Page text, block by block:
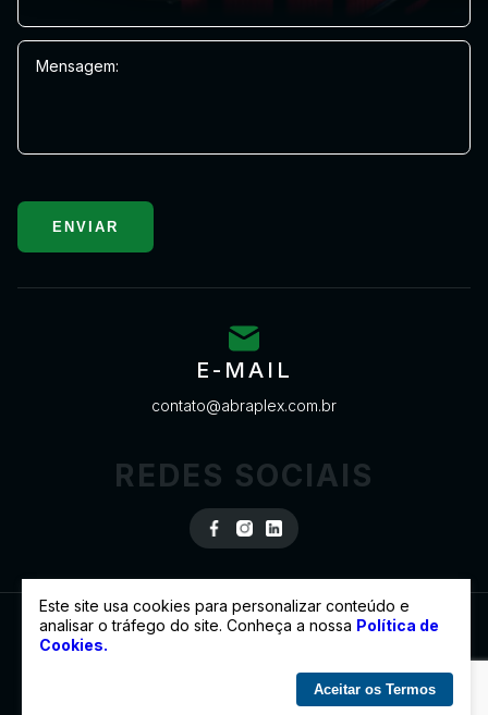
Este site usa cookies para personalizar conteúdo e
analisar o tráfego do site. Conheça a nossa Política de
Cookies.
Aceitar os Termos
Mensagem:
ENVIAR
E-MAIL
contato@abraplex.com.br
REDES SOCIAIS
© 2022 ABRAPLEX - TODOS OS DIREITOS RESERVADOS